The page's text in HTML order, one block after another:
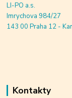
LI-PO a.s.
Imrychova 984/27
143 00 Praha 12 -
Kontakty